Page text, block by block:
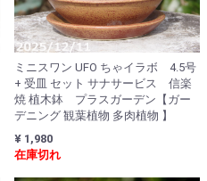
ミニスワン UFO ちゃイラボ 4.5号
+ 受皿 セット サナサービス 信楽
焼 植木鉢 プラスガーデン【ガー
デニング 観葉植物 多肉植物 】
¥ 1,980
在庫切れ